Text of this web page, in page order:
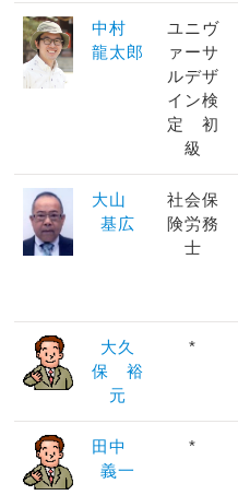
中村
龍太郎
ユニヴ
ァーサ
ルデザ
イン検
定 初
級
大山
基広
社会保
険労務
士
大久
保 裕
元
*
田中
義一
*